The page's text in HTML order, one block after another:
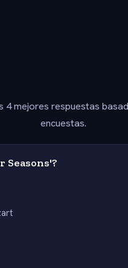
4 mejores respuestas
encuestas.
Seasons'?